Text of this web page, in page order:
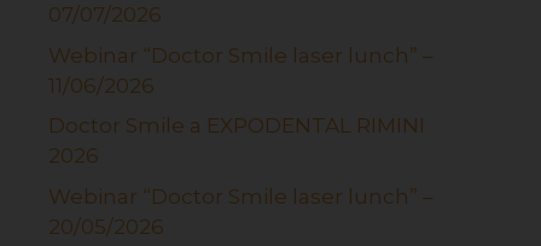
07/07/2026
Webinar “Doctor Smile laser lunch” –
11/06/2026
Doctor Smile a EXPODENTAL RIMINI
2026
Webinar “Doctor Smile laser lunch” –
20/05/2026